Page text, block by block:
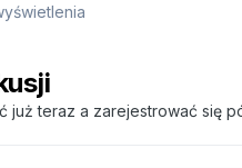
już teraz a zarejestrować się